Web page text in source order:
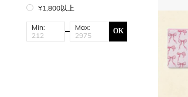
¥1,800以上
Min: Max: OK